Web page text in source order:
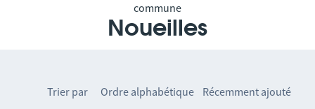
commune
Noueilles
Trier par Ordre alphabétique Récemment ajouté